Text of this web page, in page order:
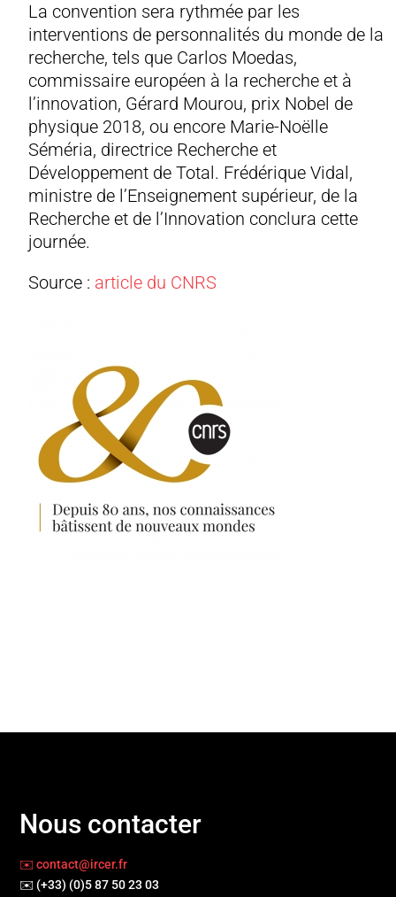
La convention sera rythmée par les
interventions de personnalités du monde de la
recherche, tels que Carlos Moedas,
commissaire européen à la recherche et à
l’innovation, Gérard Mourou, prix Nobel de
physique 2018, ou encore Marie-Noëlle
Séméria, directrice Recherche et
Développement de Total. Frédérique Vidal,
ministre de l’Enseignement supérieur, de la
Recherche et de l’Innovation conclura cette
journée.
Source : article du CNRS
Nous contacter
✉️ contact@ircer.fr
✉️ (+33) (0)5 87 50 23 03